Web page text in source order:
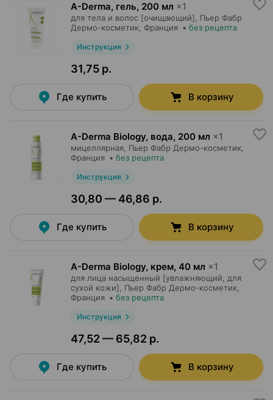
A-Derma, гель, 200 мл ×1
для тела и волос [очищающий],
Пьер Фабр
Дермо-косметик , Франция • без рецепта
Инструкция
31,75 р.
Где купить В корзину
A-Derma Biology, вода, 200 мл ×1
мицеллярная, Пьер Фабр Дермо-косметик
Франция • без рецепта
Инструкция
30,80 — 46,86 р.
Где купить В корзину
A-Derma Biology, крем, 40 мл ×1
для лица насыщенный [увлажняющий, для
сухой кожи],
Пьер Фабр Дермо-косметик
Франция • без рецепта
Инструкция
47,52 — 65,82 р.
Где купить В корзину